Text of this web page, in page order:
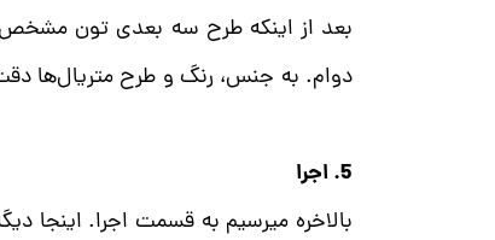
بعد از اینکه طرح سه بعدی تون مشخص
دوام. به جنس، رنگ و طرح متریال‌ها
5. اجرا
بالاخره میرسیم به قسمت اجرا. اینجا